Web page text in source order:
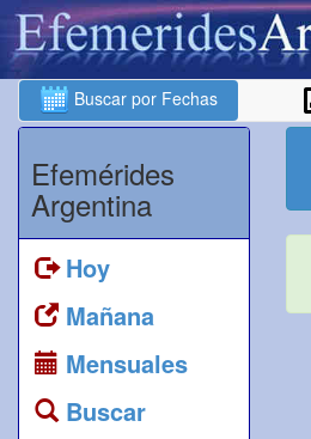
Buscar por Fechas
Efemérides
Argentina
Hoy
Mañana
Mensuales
Buscar